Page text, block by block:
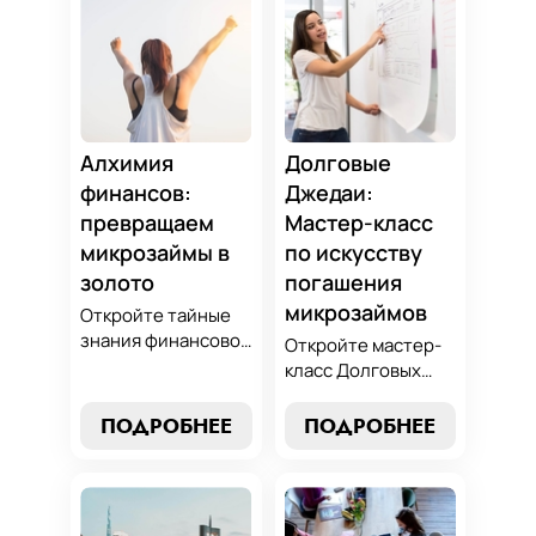
Алхимия
финансов:
превращаем
микрозаймы в
золото
Откройте тайные
знания финансовой
превращать
обязательства по
золотые
возможности.
ПОДРОБНЕЕ
Долговые
Джедаи:
Мастер-класс
по искусству
погашения
микрозаймов
Откройте мастер-
класс Долговых
погашению
финансового
равновесия.
ПОДРОБНЕЕ